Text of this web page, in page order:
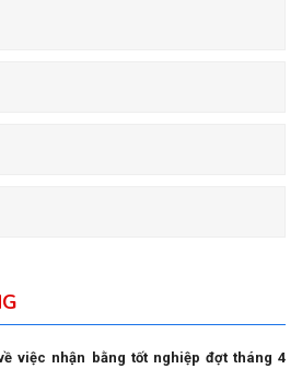
việc nhận bằng tốt nghiệp đợt tháng 4